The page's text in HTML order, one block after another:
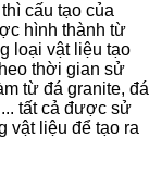
cấu tạo của
hình thành từ
loại vật liệu tạo
thời gian sử
từ đá granite, đá
tất cả được sử
vật liệu để tạo ra